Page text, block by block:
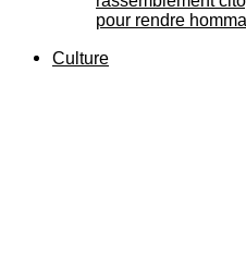
pour rendre
Culture